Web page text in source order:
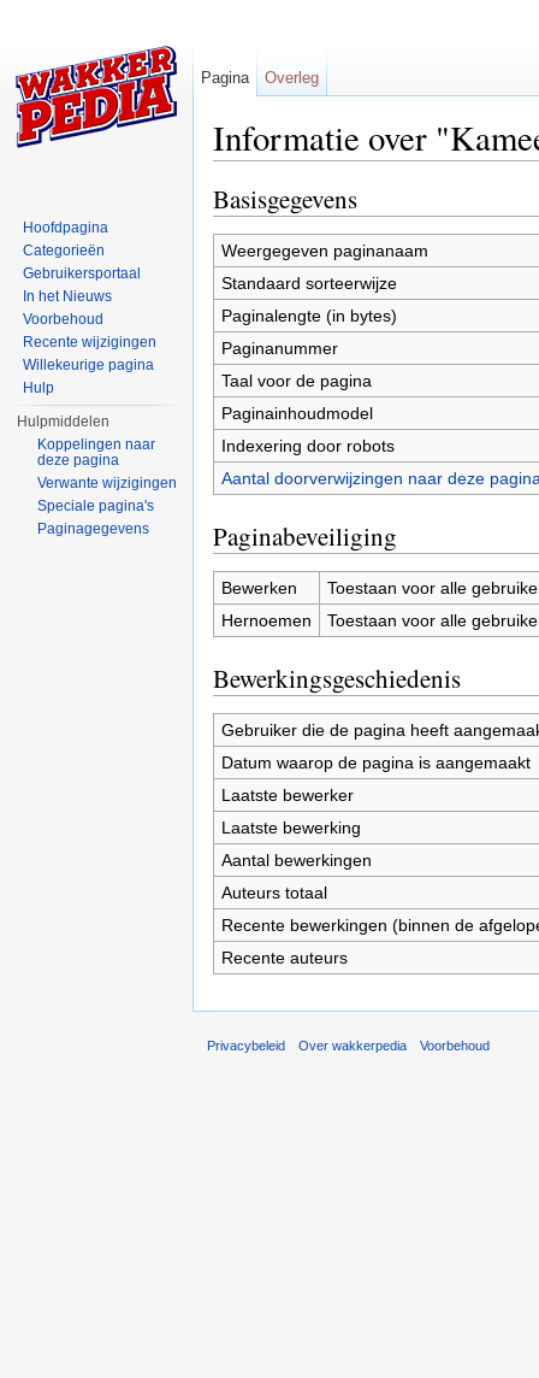
Informatie over
Basisgegevens
Weergegeven paginanaam
Standaard sorteerwijze
Paginalengte (in bytes)
Paginanummer
Taal voor de pagina
Paginainhoudmodel
Indexering door robots
Aantal doorverwijzingen naar deze
Paginabeveiliging
Bewerken
Toestaan voor alle
Hernoemen
Toestaan voor alle
Bewerkingsgeschiedenis
Gebruiker die de pagina heeft
Datum waarop de pagina is aangemaakt
Laatste bewerker
Laatste bewerking
Aantal bewerkingen
Auteurs totaal
Recente bewerkingen (binnen de
Recente auteurs
Pagina Overleg
Hoofdpagina
Categorieën
Gebruikersportaal
In het Nieuws
Voorbehoud
Recente wijzigingen
Willekeurige pagina
Hulp
Hulpmiddelen
Koppelingen naar
deze pagina
Verwante wijzigingen
Speciale pagina's
Paginagegevens
Privacybeleid Over wakkerpedia Voorbehoud